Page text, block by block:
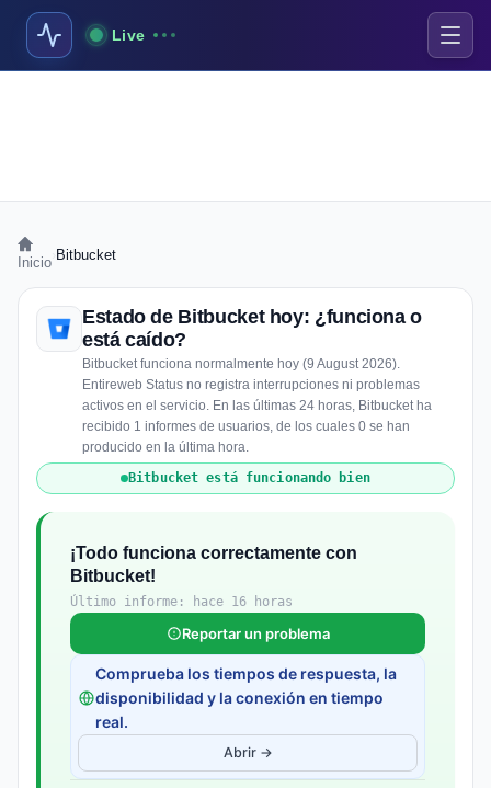
Live
Inicio Bitbucket
Estado de Bitbucket hoy: ¿funciona o
está caído?
Bitbucket funciona normalmente hoy (9 August 2026).
Entireweb Status no registra interrupciones ni problemas
activos en el servicio. En las últimas 24 horas, Bitbucket ha
recibido 1 informes de usuarios, de los cuales 0 se han
producido en la última hora.
Bitbucket está funcionando bien
¡Todo funciona correctamente con
Bitbucket!
Último informe: hace 16 horas
Reportar un problema
Comprueba los tiempos de respuesta, la
disponibilidad y la conexión en tiempo
real.
Abrir →